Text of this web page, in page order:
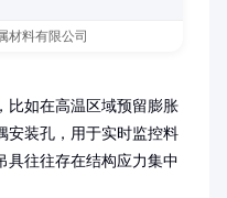
材料有限公司
比如在高温区域预留膨胀
安装孔，用于实时监控料
具往往存在结构应力集中